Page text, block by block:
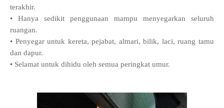
terakhir.
• Hanya sedikit penggunaan mampu menyegarkan seluruh
ruangan.
• Penyegar untuk kereta, pejabat, almari, bilik, laci, ruang tamu
dan dapur.
• Selamat untuk dihidu oleh semua peringkat umur.